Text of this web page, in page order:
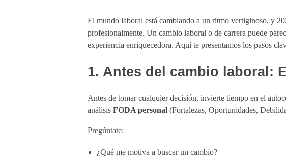
El mundo laboral está cambiando a un ritmo vertiginoso, y
profesionalmente. Un cambio laboral o de carrera puede
experiencia enriquecedora. Aquí te presentamos los pasos
1. Antes del cambio laboral:
Antes de tomar cualquier decisión, invierte tiempo en el
análisis FODA personal (Fortalezas, Oportunidades,
Pregúntate:
¿Qué me motiva a buscar un cambio?